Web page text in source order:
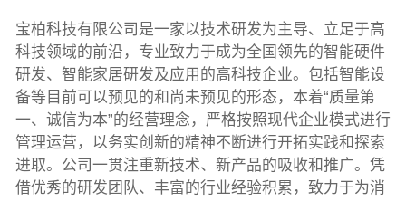
宝柏科技有限公司是一家以技术研发为主导、立足于高
科技领域的前沿，专业致力于成为全国领先的智能硬件
研发、智能家居研发及应用的高科技企业。包括智能设
备等目前可以预见的和尚未预见的形态，本着“质量第
一、诚信为本”的经营理念，严格按照现代企业模式进行
管理运营，以务实创新的精神不断进行开拓实践和探索
进取。公司一贯注重新技术、新产品的吸收和推广。凭
借优秀的研发团队、丰富的行业经验积累，致力于为消